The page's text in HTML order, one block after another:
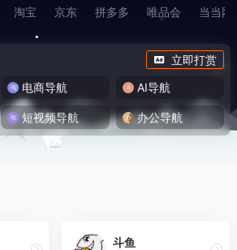
淘宝 京东 拼多多 唯品会 当当网
立即打赏
电商导航 AI导航
短视频导航 办公导航
斗鱼